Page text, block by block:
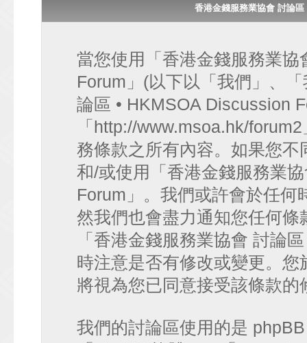
香港金錢服務業協會 討論
當您使用「香港金錢服務業
Forum」(以下以「我們」、
論區 • HKMSOA Discussion
「http://www.msoa.hk/
務條款之所有內容。如果您
和/或使用「香港金錢服務業
Forum」。我們或許會於任何
然我們也會盡力通知您任何
「香港金錢服務業協會 討論
時注意是否有修改或變更。
將視為您已同意接受該條款的
我們的討論區使用的是